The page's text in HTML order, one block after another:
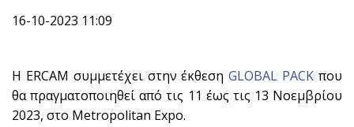
16-10-2023 11:09
Η ERCAM συμμετέχει στην έκθεσηGLOBAL PACK που
θα πραγματοποιηθεί από τις 11 έως τις 13 Νοεμβρίου
2023, στο Metropolitan Expo.